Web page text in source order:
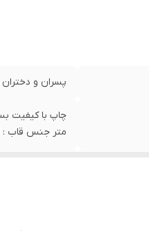
پسران و دختران
متر جنس قاب : PVC رنگ قاب : سفید جنس پشت قاب : فیبر